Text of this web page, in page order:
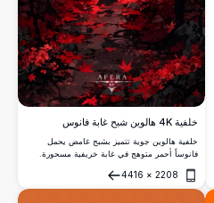
خلفية 4K هالوين شبح غابة فانوس
خلفية هالوين جوية تتميز بشبح غامض يحمل
فانوساً أحمر متوهج في غابة خريفية مسحورة.
الأشجار المظلمة تؤطر الشكل الطيفي بينما
الأوراق الحمراء النابضة بالحياة والشرارات
السحرية تخلق مشهداً موسمياً جميلاً ومخيفاً بدقة
2208
×
4416
فتح